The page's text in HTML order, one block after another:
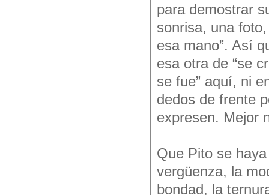
para demostrar
sonrisa, una
esa mano”. Así
esa otra de “se
se fue” aquí, ni
dedos de frente
expresen. Mejor
Que Pito se
vergüenza, la
bondad, la